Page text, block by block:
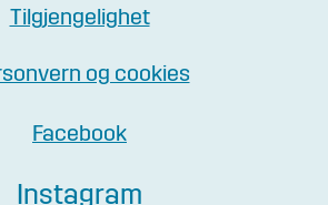
Tilgjengelighet
og cookies
Facebook
Instagram